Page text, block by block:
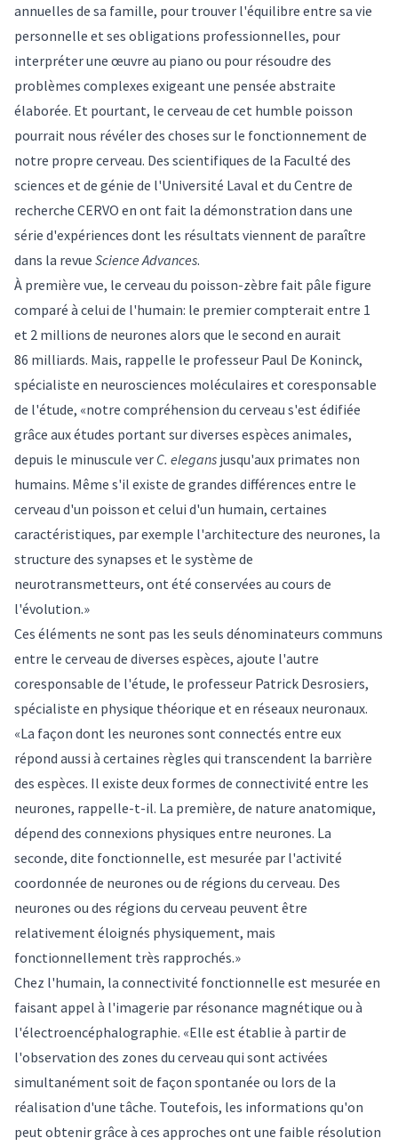
annuelles de sa famille, pour trouver l'équilibre entre sa vie
personnelle et ses obligations professionnelles, pour
interpréter une œuvre au piano ou pour résoudre des
problèmes complexes exigeant une pensée abstraite
élaborée. Et pourtant, le cerveau de cet humble poisson
pourrait nous révéler des choses sur le fonctionnement de
notre propre cerveau. Des scientifiques de la Faculté des
sciences et de génie de l'Université Laval et du Centre de
recherche CERVO en ont fait la démonstration dans une
série d'expériences dont les résultats viennent de paraître
dans la revue Science Advances.
À première vue, le cerveau du poisson-zèbre fait pâle figure
comparé à celui de l'humain: le premier compterait entre 1
et 2 millions de neurones alors que le second en aurait
86 milliards. Mais, rappelle le professeur Paul De Koninck,
spécialiste en neurosciences moléculaires et coresponsable
de l'étude, «notre compréhension du cerveau s'est édifiée
grâce aux études portant sur diverses espèces animales,
depuis le minuscule ver C. elegans jusqu'aux primates non
humains. Même s'il existe de grandes différences entre le
cerveau d'un poisson et celui d'un humain, certaines
caractéristiques, par exemple l'architecture des neurones, la
structure des synapses et le système de
neurotransmetteurs, ont été conservées au cours de
l'évolution.»
Ces éléments ne sont pas les seuls dénominateurs communs
entre le cerveau de diverses espèces, ajoute l'autre
coresponsable de l'étude, le professeur Patrick Desrosiers,
spécialiste en physique théorique et en réseaux neuronaux.
«La façon dont les neurones sont connectés entre eux
répond aussi à certaines règles qui transcendent la barrière
des espèces. Il existe deux formes de connectivité entre les
neurones, rappelle-t-il. La première, de nature anatomique,
dépend des connexions physiques entre neurones. La
seconde, dite fonctionnelle, est mesurée par l'activité
coordonnée de neurones ou de régions du cerveau. Des
neurones ou des régions du cerveau peuvent être
relativement éloignés physiquement, mais
fonctionnellement très rapprochés.»
Chez l'humain, la connectivité fonctionnelle est mesurée en
faisant appel à l'imagerie par résonance magnétique ou à
l'électroencéphalographie. «Elle est établie à partir de
l'observation des zones du cerveau qui sont activées
simultanément soit de façon spontanée ou lors de la
réalisation d'une tâche. Toutefois, les informations qu'on
peut obtenir grâce à ces approches ont une faible résolution